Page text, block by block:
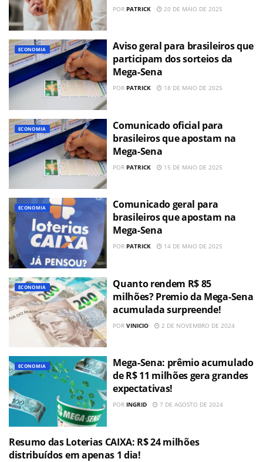
POR PATRICK 20 DE MAIO DE 2025
ECONOMIA
Aviso geral para brasileiros que
participam dos sorteios da
Mega-Sena
POR PATRICK 18 DE MAIO DE 2025
ECONOMIA
Comunicado oficial para
brasileiros que apostam na
Mega-Sena
POR PATRICK 15 DE MAIO DE 2025
ECONOMIA
Comunicado geral para
brasileiros que apostam na
Mega-Sena
POR PATRICK 14 DE MAIO DE 2025
ECONOMIA
Quanto rendem R$ 85
milhões? Premio da Mega-Sena
acumulada surpreende!
POR VINICIO 2 DE NOVEMBRO DE 2024
ECONOMIA
Mega-Sena: prêmio acumulado
de R$ 11 milhões gera grandes
expectativas!
POR INGRID 7 DE AGOSTO DE 2024
ECONOMIA
Resumo das Loterias CAIXA: R$ 24 milhões
distribuídos em apenas 1 dia!